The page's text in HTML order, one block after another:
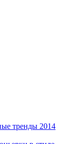
тренды 2014